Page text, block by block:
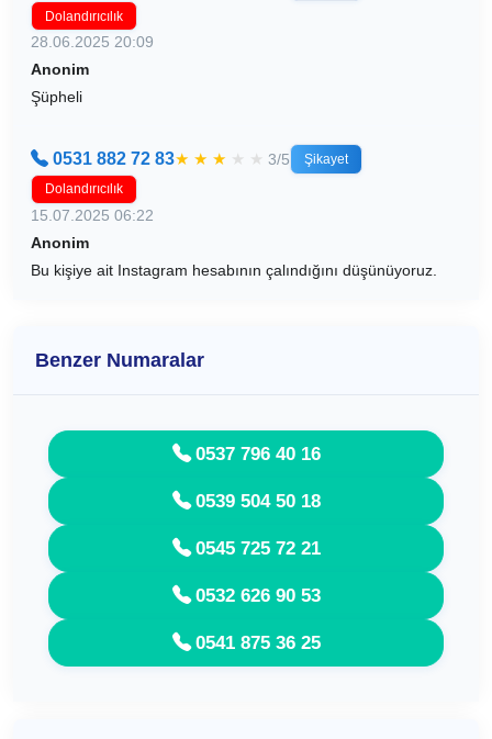
Dolandırıcılık
28.06.2025 20:09
Anonim
Şüpheli
0531 882 72 83★ ★ ★ ★ ★ 3/5
Şikayet
Dolandırıcılık
15.07.2025 06:22
Anonim
Bu kişiye ait Instagram hesabının çalındığını düşünüyoruz.
Benzer Numaralar
0537 796 40 16
0539 504 50 18
0545 725 72 21
0532 626 90 53
0541 875 36 25